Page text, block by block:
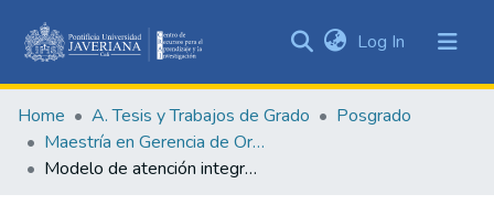
&
Collections
Log In (current)
Home A. Tesis y Trabajos de Grado
Posgrado
Maestría en Gerencia de Organizaciones de Salud
Modelo de atención integral ambulatoria y particular en riesgo cardiovascular para la población de hipertensos de la IPS Unisalud de Puerto Tejada, Cauca.